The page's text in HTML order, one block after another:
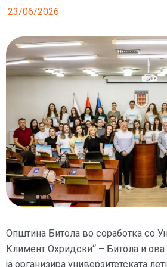
23/06/2026
Општина Битола во соработка со
Климент Охридски“ – Битола и ова
ја организира универзитетската